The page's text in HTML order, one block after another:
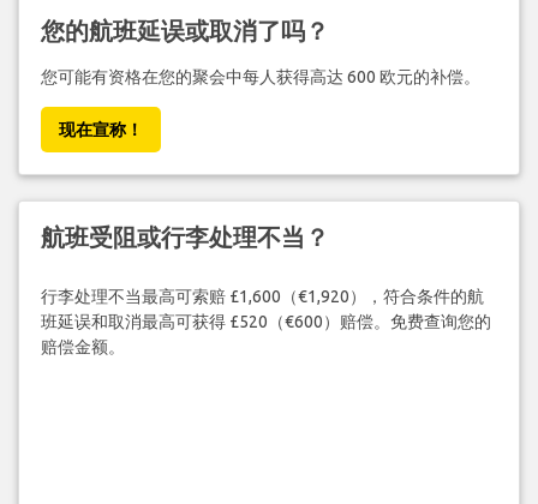
您的航班延误或取消了吗？
您可能有资格在您的聚会中每人获得高达 600 欧元的补偿。
现在宣称！
航班受阻或行李处理不当？
行李处理不当最高可索赔 £1,600（€1,920），符合条件的航
班延误和取消最高可获得 £520（€600）赔偿。免费查询您的
赔偿金额。